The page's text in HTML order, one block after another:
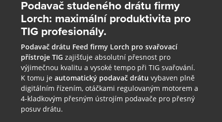
Podavač studeného drátu firmy
Lorch: maximální produktivita pro
TIG profesionály.
Podavač drátu Feed firmy Lorch pro svařovací
přístroje TIG zajišťuje absolutní přesnost pro
výjimečnou kvalitu a vysoké tempo při TIG svařování.
K tomu je automatický podavač drátu vybaven plně
digitálním řízením, otáčkami regulovaným motorem a
4-kladkovým přesným ústrojím podavače pro přesný
posuv drátu.